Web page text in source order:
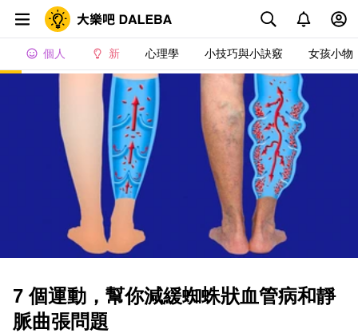
個人 新 心理學 小技巧與小訣竅 女孩小物
7 個運動，幫你減緩蜘蛛狀血管病和靜
脈曲張問題